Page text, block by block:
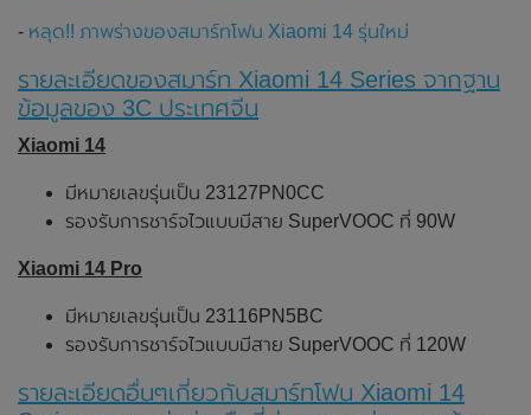
- หลุด!! ภาพร่างของสมาร์ทโฟน Xiaomi 14 รุ่นใหม่
รายละเอียดของสมาร์ท Xiaomi 14 Series จากฐาน
ข้อมูลของ 3C ประเทศจีน
Xiaomi 14
มีหมายเลขรุ่นเป็น 23127PN0CC
รองรับการชาร์จไวแบบมีสาย SuperVOOC ที่ 90W
Xiaomi 14 Pro
มีหมายเลขรุ่นเป็น 23116PN5BC
รองรับการชาร์จไวแบบมีสาย SuperVOOC ที่ 120W
รายละเอียดอื่นๆเกี่ยวกับสมาร์ทโฟน Xiaomi 14